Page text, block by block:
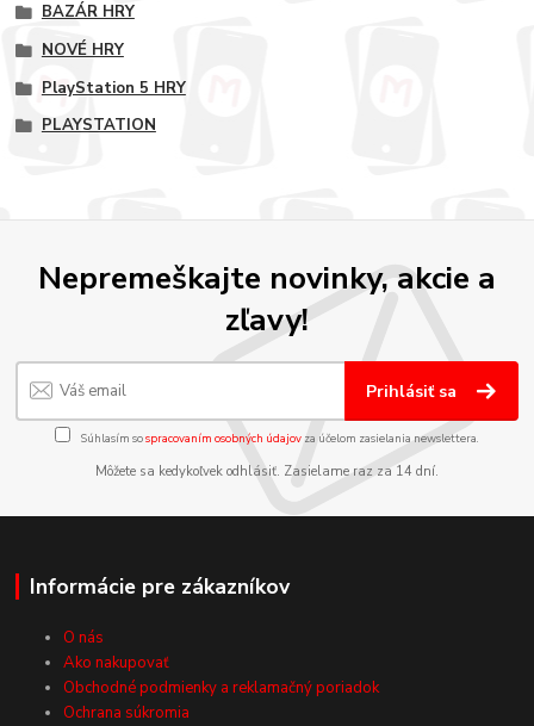
BAZÁR HRY
NOVÉ HRY
PlayStation 5 HRY
PLAYSTATION
Nepremeškajte novinky, akcie a
zľavy!
Prihlásiť sa
Súhlasím sospracovaním osobných údajov za účelom zasielania newslettera.
Môžete sa kedykoľvek odhlásiť. Zasielame raz za 14 dní.
Informácie pre zákazníkov
O nás
Ako nakupovať
Obchodné podmienky a reklamačný poriadok
Ochrana súkromia